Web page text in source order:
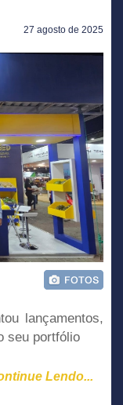
27 agosto de 2025
lançamentos,
seu portfólio
Lendo...